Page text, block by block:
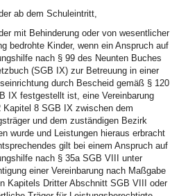
ab dem Schuleintritt,
mit Behinderung oder von wesentlicher
bedrohte Kinder, wenn ein Anspruch auf
nach § 99 des Neunten Buches
(SGB IX) zur Betreuung in einer
durch Bescheid gemäß § 120
IX festgestellt ist, eine Vereinbarung
Kapitel 8 SGB IX zwischen dem
und dem zuständigen Bezirk
wurde und Leistungen hieraus erbracht
gilt bei einem Anspruch auf
nach § 35a SGB VIII unter
einer Vereinbarung nach Maßgabe
Kapitels Dritter Abschnitt SGB VIII oder